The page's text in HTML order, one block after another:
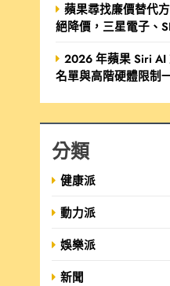
蘋果尋找廉價替代
絕降價，三星電子、
2026 年蘋果 Siri AI
名單與高階硬體限制
分類
健康派
動力派
娛樂派
新聞